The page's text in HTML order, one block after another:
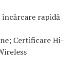
rapidă
Certificare Hi-